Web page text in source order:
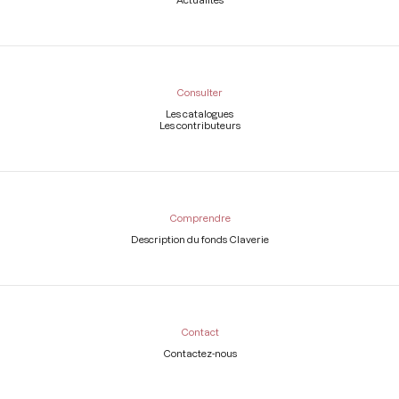
Consulter
Les catalogues
Les contributeurs
Comprendre
Description du fonds Claverie
Contact
Contactez-nous